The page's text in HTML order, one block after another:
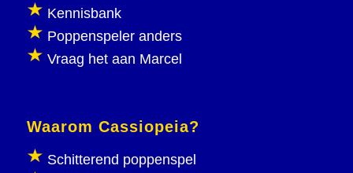
Kennisbank
Poppenspeler anders
Vraag het aan Marcel
Waarom Cassiopeia?
Schitterend poppenspel